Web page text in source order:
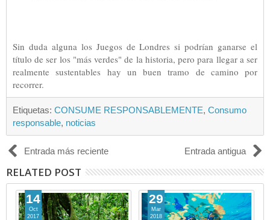
Sin duda alguna los Juegos de Londres si podrían ganarse el
título de ser los "más verdes" de la historia, pero para llegar a ser
realmente sustentables hay un buen tramo de camino por
recorrer.
Etiquetas: CONSUME RESPONSABLEMENTE, Consumo
responsable, noticias
Entrada más reciente Entrada antigua
RELATED POST
14
Oct
2017
29
Mar
2018